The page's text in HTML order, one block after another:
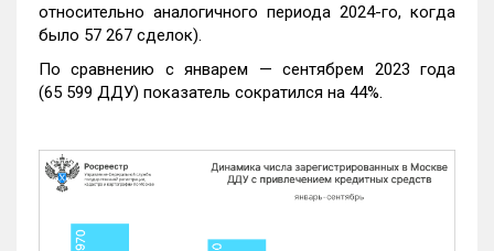
относительно аналогичного периода 2024-го, когда
было 57 267 сделок).
По сравнению с январем — сентябрем 2023 года
(65 599 ДДУ) показатель сократился на 44%.